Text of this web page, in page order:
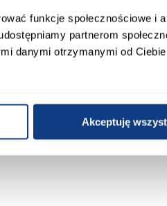
funkcje społecznościowe i
partnerom
danymi otrzymanymi od
Akceptuję